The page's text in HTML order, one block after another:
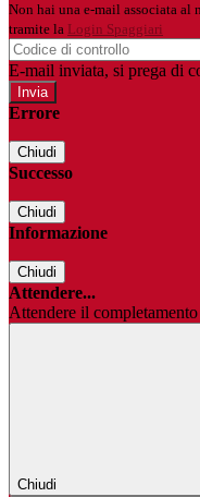
Non hai una e-mail associata al
tramite la Login Spaggiari
E-mail inviata, si prega di
Errore
Chiudi
Successo
Chiudi
Informazione
Chiudi
Attendere...
Attendere il
Chiudi